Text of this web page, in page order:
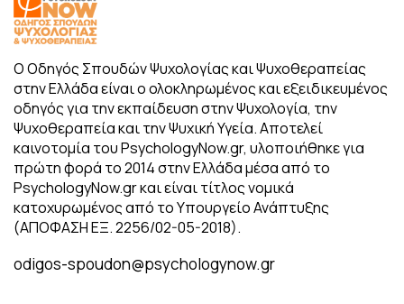
Ο Οδηγός Σπουδών Ψυχολογίας και Ψυχοθεραπείας
στην Ελλάδα είναι ο ολοκληρωμένος και εξειδικευμένος
οδηγός για την εκπαίδευση στην Ψυχολογία, την
Ψυχοθεραπεία και την Ψυχική Υγεία. Αποτελεί
καινοτομία του PsychologyNow.gr, υλοποιήθηκε για
πρώτη φορά το 2014 στην Ελλάδα μέσα από το
PsychologyNow.gr και είναι τίτλος νομικά
κατοχυρωμένος από το Υπουργείο Ανάπτυξης
(ΑΠΟΦΑΣΗ ΕΞ. 2256/02-05-2018).
odigos-spoudon@psychologynow.gr